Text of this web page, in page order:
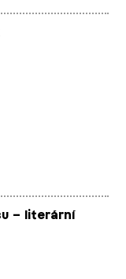
– literární